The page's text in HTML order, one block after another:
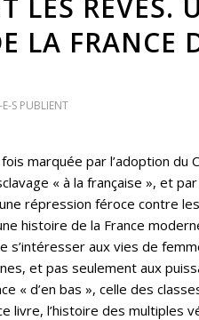
LES RÊVES.
LA FRANCE
S PUBLIENT
marquée par l’adoption du
« à la française », et
répression féroce contre
histoire de la France
aux vies de
et pas seulement aux
« d’en bas », celle des
livre, l’histoire des multiples